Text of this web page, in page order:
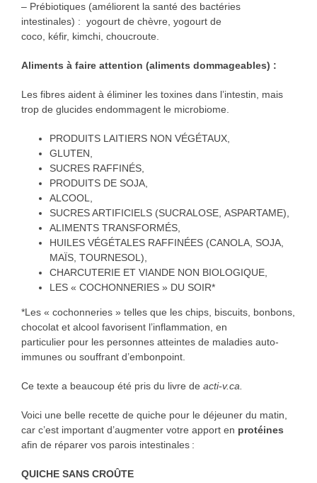
– Prébiotiques (améliorent la santé des bactéries
intestinales) : yogourt de chèvre, yogourt de
coco, kéfir, kimchi, choucroute.
Aliments à faire attention (aliments dommageables) :
Les fibres aident à éliminer les toxines dans l’intestin, mais
trop de glucides endommagent le microbiome.
PRODUITS LAITIERS NON VÉGÉTAUX,
GLUTEN,
SUCRES RAFFINÉS,
PRODUITS DE SOJA,
ALCOOL,
SUCRES ARTIFICIELS (SUCRALOSE, ASPARTAME),
ALIMENTS TRANSFORMÉS,
HUILES VÉGÉTALES RAFFINÉES (CANOLA, SOJA,
MAÏS, TOURNESOL),
CHARCUTERIE ET VIANDE NON BIOLOGIQUE,
LES « COCHONNERIES » DU SOIR*
*Les « cochonneries » telles que les chips, biscuits, bonbons,
chocolat et alcool favorisent l’inflammation, en
particulier pour les personnes atteintes de maladies auto-
immunes ou souffrant d’embonpoint.
Ce texte a beaucoup été pris du livre de acti-v.ca.
Voici une belle recette de quiche pour le déjeuner du matin,
car c’est important d’augmenter votre apport en protéines
afin de réparer vos parois intestinales :
QUICHE SANS CROÛTE